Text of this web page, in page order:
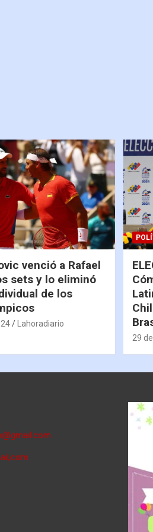
venció a Rafael
sets y lo eliminó
de los
Lahoradiario
29